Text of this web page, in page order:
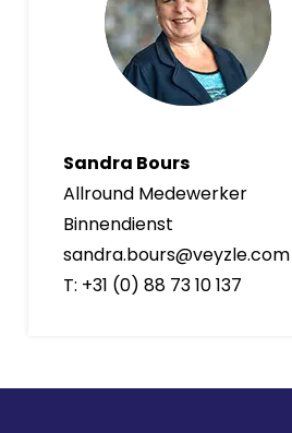
Sandra Bours
Allround Medewerker
Binnendienst
sandra.bours@veyzle.com
T: +31 (0) 88 73 10 137